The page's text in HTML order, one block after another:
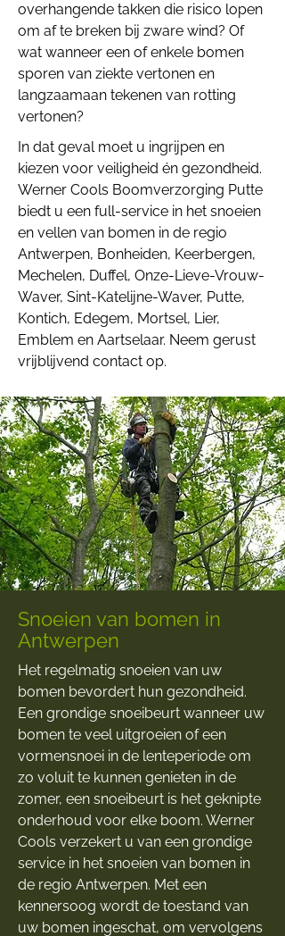
overhangende takken die risico lopen
om af te breken bij zware wind? Of
wat wanneer een of enkele bomen
sporen van ziekte vertonen en
langzaamaan tekenen van rotting
vertonen?
In dat geval moet u ingrijpen en
kiezen voor veiligheid én gezondheid.
Werner Cools Boomverzorging Putte
biedt u een full-service in het snoeien
en vellen van bomen in de regio
Antwerpen, Bonheiden, Keerbergen,
Mechelen, Duffel, Onze-Lieve-Vrouw-
Waver, Sint-Katelijne-Waver, Putte,
Kontich, Edegem, Mortsel, Lier,
Emblem en Aartselaar. Neem gerust
vrijblijvend contact op.
Snoeien van bomen in
Antwerpen
Het regelmatig snoeien van uw
bomen bevordert hun gezondheid.
Een grondige snoeibeurt wanneer uw
bomen te veel uitgroeien of een
vormensnoei in de lenteperiode om
zo voluit te kunnen genieten in de
zomer, een snoeibeurt is het geknipte
onderhoud voor elke boom. Werner
Cools verzekert u van een grondige
service in het snoeien van bomen in
de regio Antwerpen. Met een
kennersoog wordt de toestand van
uw bomen ingeschat, om vervolgens